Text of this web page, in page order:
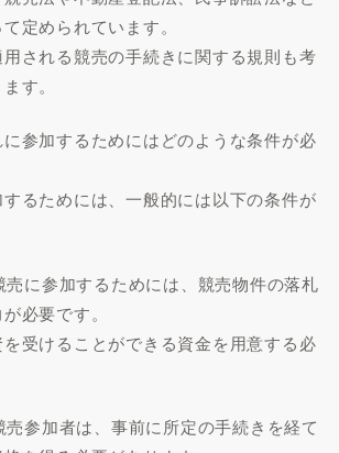
定められています。
される競売の手続きに関する規則も考
す。
参加するためにはどのような条件が必
るためには、一般的には以下の条件が
に参加するためには、競売物件の落札
必要です。
受けることができる資金を用意する必
参加者は、事前に所定の手続きを経て